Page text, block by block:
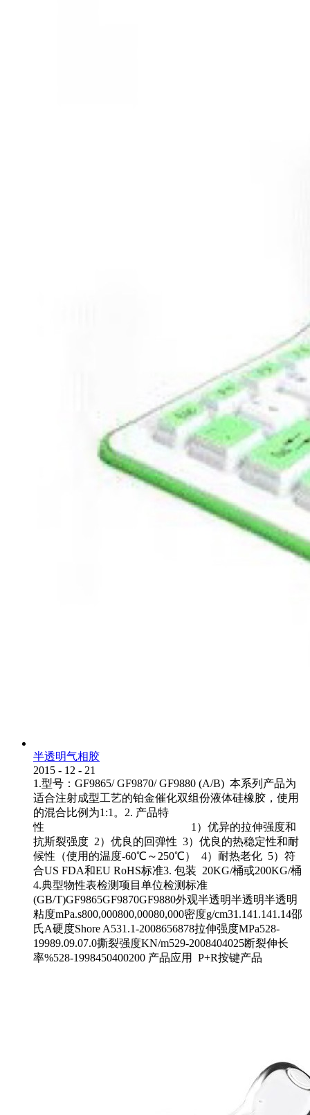
半透明气相胶
2015 - 12 - 21
1.型号：GF9865/ GF9870/ GF9880 (A/B) 本系列产品为
适合注射成型工艺的铂金催化双组份液体硅橡胶，使用
的混合比例为1:1。2. 产品特
性 1）优异的拉伸强度和
抗斯裂强度 2）优良的回弹性 3）优良的热稳定性和耐
候性（使用的温度-60℃～250℃） 4）耐热老化 5）符
合US FDA和EU RoHS标准3. 包装 20KG/桶或200KG/桶
4.典型物性表检测项目单位检测标准
(GB/T)GF9865GF9870GF9880外观半透明半透明半透明
粘度mPa.s800,000800,00080,000密度g/cm31.141.141.14邵
氏A硬度Shore A531.1-2008656878拉伸强度MPa528-
19989.09.07.0撕裂强度KN/m529-2008404025断裂伸长
率%528-1998450400200 产品应用 P+R按键产品